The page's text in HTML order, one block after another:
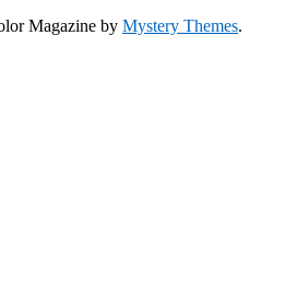
Magazine by Mystery Themes.